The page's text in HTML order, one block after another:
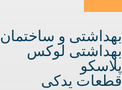
بهداشتی و ساختمان
بهداشتی لوکس
پلاسکو
قطعات یدکی